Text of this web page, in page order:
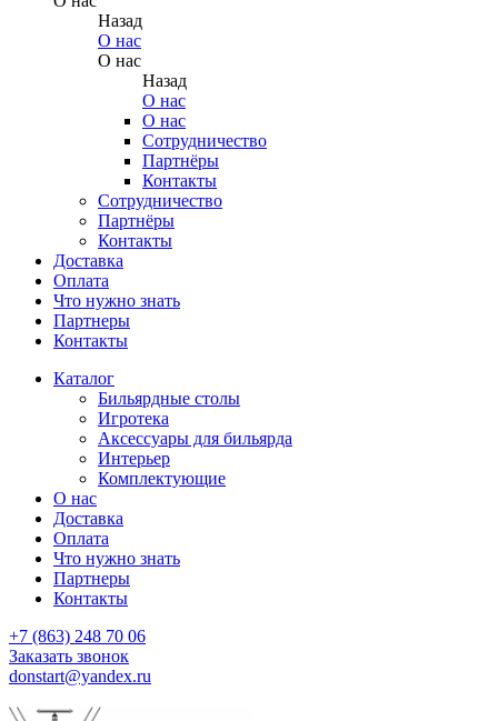
Назад
О нас
О нас
Назад
О нас
О нас
Сотрудничество
Партнёры
Контакты
Сотрудничество
Партнёры
Контакты
Доставка
Оплата
Что нужно знать
Партнеры
Контакты
Каталог
Бильярдные столы
Игротека
Аксессуары для бильярда
Интерьер
Комплектующие
О нас
Доставка
Оплата
Что нужно знать
Партнеры
Контакты
+7 (863) 248 70 06
Заказать звонок
donstart@yandex.ru